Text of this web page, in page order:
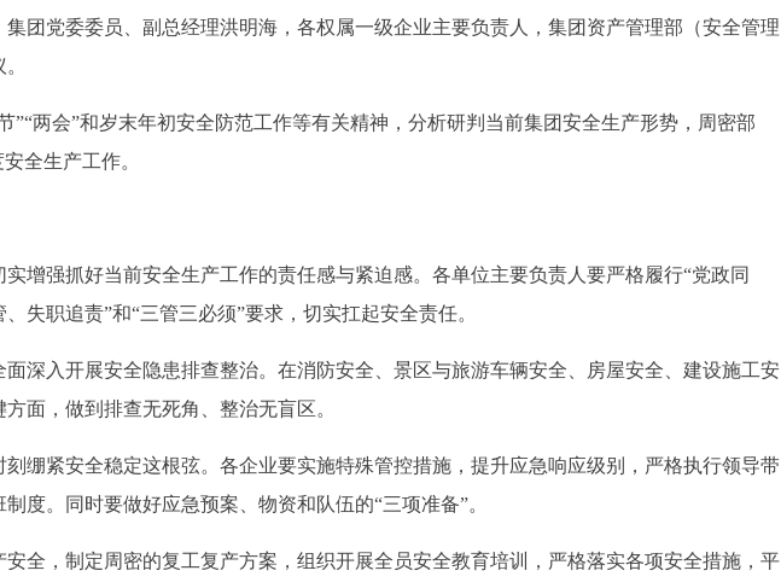
团党委委员、副总经理洪明海，各权属一级企业主要负责人，集团资产管理部（安全管理
”“两会”和岁末年初安全防范工作等有关精神，分析研判当前集团安全生产形势，周密部
全生产工作。
增强抓好当前安全生产工作的责任感与紧迫感。各单位主要负责人要严格履行“党政同
失职追责”和“三管三必须”要求，切实扛起安全责任。
面深入开展安全隐患排查整治。在消防安全、景区与旅游车辆安全、房屋安全、建设施工安
面，做到排查无死角、整治无盲区。
刻绷紧安全稳定这根弦。各企业要实施特殊管控措施，提升应急响应级别，严格执行领导带
度。同时要做好应急预案、物资和队伍的“三项准备”。
安全，制定周密的复工复产方案，组织开展全员安全教育培训，严格落实各项安全措施，平